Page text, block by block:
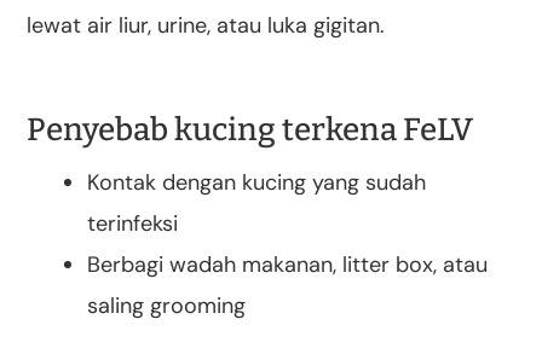
lewat air liur, urine, atau luka gigitan.
Penyebab kucing terkena FeLV
Kontak dengan kucing yang sudah
terinfeksi
Berbagi wadah makanan, litter box, atau
saling grooming